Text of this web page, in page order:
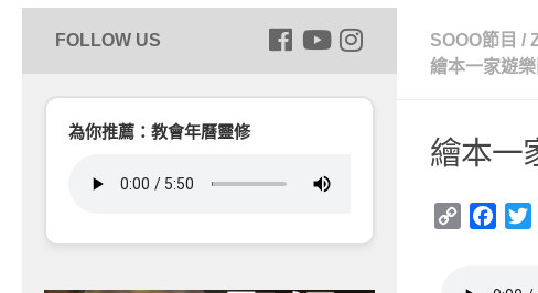
SOOO節目 /
繪本一家遊樂
繪本一
Copy
為你推薦：教會年曆靈修